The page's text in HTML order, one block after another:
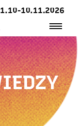
10.11.2026